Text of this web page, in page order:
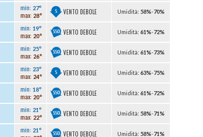
min: 27°
max: 28° VENTO DEBOLE Umidità: 58%-70%
min: 19°
max: 20° VENTO DEBOLE Umidità: 61%-72%
min: 25°
max: 26° VENTO DEBOLE Umidità: 61%-73%
min: 23°
max: 24° VENTO DEBOLE Umidità: 63%-75%
min: 18°
max: 20° VENTO DEBOLE Umidità: 61%-72%
min: 21°
max: 22° VENTO DEBOLE Umidità: 58%-71%
min: 21° VENTO DEBOLE Umidità: 58%-71%